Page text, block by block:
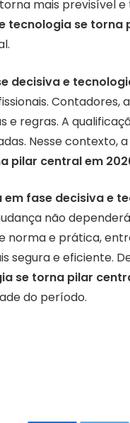
mais previsível
tecnologia se torna
decisiva e
Contadores,
e regras. A
Nesse contexto, a
pilar central em
fase decisiva e
não
norma e prática,
segura e eficiente.
se torna pilar
do período.